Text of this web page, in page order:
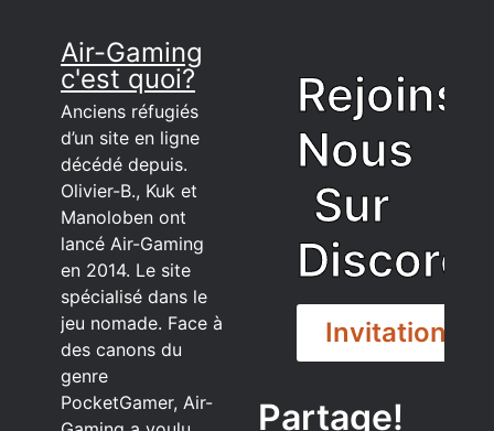
Air-Gaming
c'est quoi?
Anciens réfugiés
d’un site en ligne
décédé depuis.
Olivier-B., Kuk et
Manoloben ont
lancé Air-Gaming
en 2014. Le site
spécialisé dans le
jeu nomade. Face à
des canons du
genre
PocketGamer, Air-
Rejoins
Nous
Sur
Discord
Invitation
Partage!